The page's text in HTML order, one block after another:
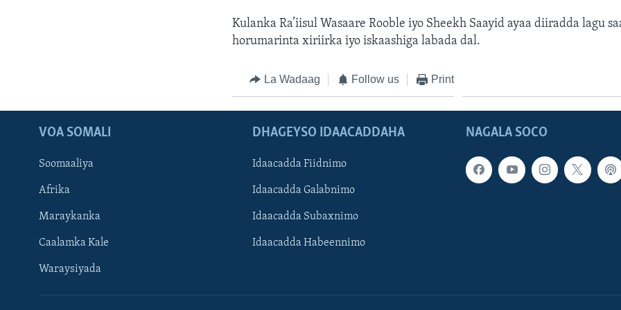
Kulanka Ra’iisul Wasaare Rooble iyo Sheekh Saayid ayaa diiradda lagu
horumarinta xiriirka iyo iskaashiga labada dal.
La Wadaag Follow us Print
NAGALA SOCO
VOA SOMALI
Soomaaliya
Afrika
Maraykanka
Caalamka Kale
Waraysiyada
DHAGEYSO IDAACADDAHA
Idaacadda Fiidnimo
Idaacadda Galabnimo
Idaacadda Subaxnimo
Idaacadda Habeennimo